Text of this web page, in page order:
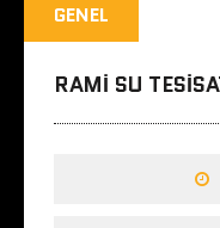
GENEL
RAMI SU